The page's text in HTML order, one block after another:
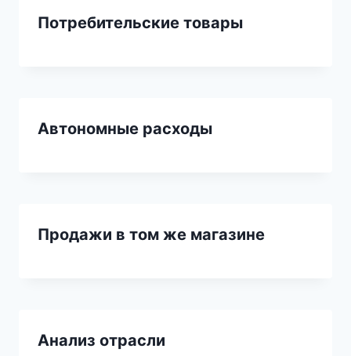
Потребительские товары
Автономные расходы
Продажи в том же магазине
Анализ отрасли